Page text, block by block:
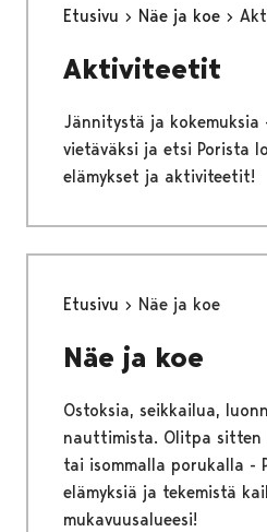
Etusivu Näe ja koe
Aktiviteetit
Jännitystä ja
vietäväksi ja etsi Porista
elämykset ja aktiviteetit!
Etusivu Näe ja koe
Näe ja koe
Ostoksia, seikkailua,
nauttimista. Olitpa sitten
tai isommalla porukalla -
elämyksiä ja tekemistä
mukavuusalueesi!